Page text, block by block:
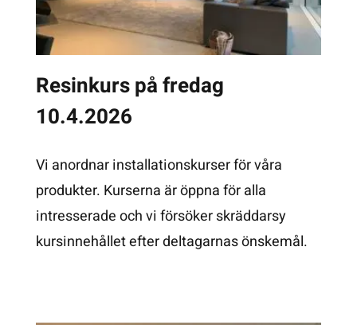
Resinkurs på fredag
10.4.2026
Vi anordnar installationskurser för våra
produkter. Kurserna är öppna för alla
intresserade och vi försöker skräddarsy
kursinnehållet efter deltagarnas önskemål.